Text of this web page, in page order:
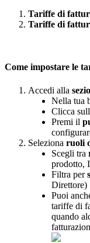
Tariffe di
Tariffe di
Come impostare le
Accedi alla
Nella tua
Clicca
Premi il
Seleziona ruoli
Scegli tra
prodotto,
Filtra per
Direttore)
Puoi
tariffe di
quando